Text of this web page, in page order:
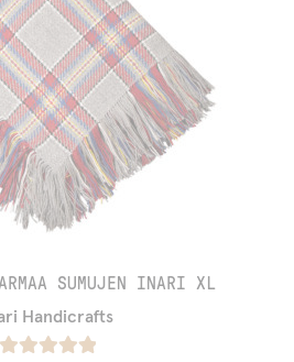
SUMUJEN INARI XL
Handicrafts